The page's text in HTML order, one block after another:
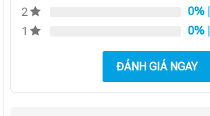
2
0%
1
0%
ĐÁNH GIÁ NGAY